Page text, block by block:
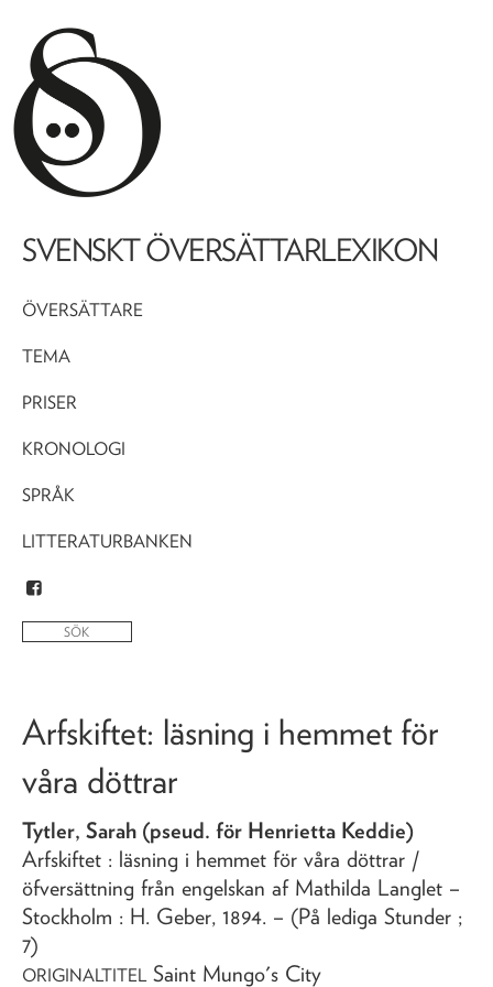
SVENSKT ÖVERSÄTTARLEXIKON
ÖVERSÄTTARE
TEMA
PRISER
KRONOLOGI
SPRÅK
LITTERATURBANKEN
Arfskiftet: läsning i hemmet för
våra döttrar
Tytler, Sarah (pseud. för Henrietta Keddie)
Arfskiftet : läsning i hemmet för våra döttrar /
öfversättning från engelskan af Mathilda Langlet –
Stockholm : H. Geber, 1894. – (På lediga Stunder ;
7)
ORIGINALTITEL Saint Mungo's City